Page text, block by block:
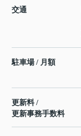
交通
駐車場 / 月額
更新料 /
更新事務手数料